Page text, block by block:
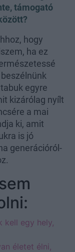
támogató
hogy
ha ez
egyre
kizárólag nyílt
a mai
ki, amit
is jó
generációról-
kell egy hely,
életet élni,